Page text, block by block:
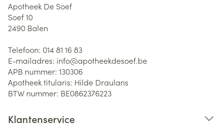
Apotheek De Soef
Soef 10
2490 Balen
Telefoon: 014 81 16 83
E-mailadres: info@apotheekdesoef.be
APB nummer: 130306
Apotheek titularis: Hilde Draulans
BTW nummer: BE0862376223
Klantenservice